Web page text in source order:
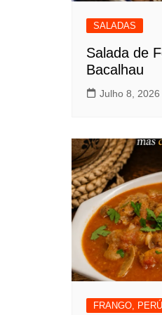
SALADAS
Salada de
Bacalhau
Julho 8, 2026
FRANGO,